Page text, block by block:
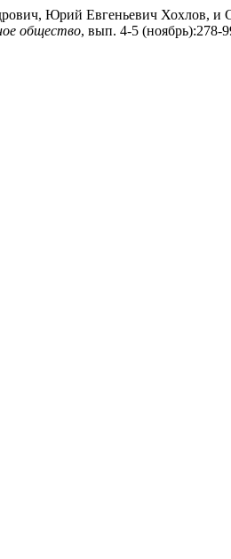
Юрий Евгеньевич Хохлов,
общество, вып. 4-5 (ноябрь):278-